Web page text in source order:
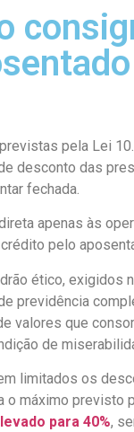
pela Lei
desconto das
fechada.
apenas às
pelo
ético, exigidos
previdência
valores que
de
limitados os
máximo previsto
para 40%,